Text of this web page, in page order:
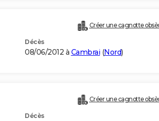
Créer une cagnotte
Décès
08/06/2012 à Cambrai (Nord)
Créer une cagnotte
Décès